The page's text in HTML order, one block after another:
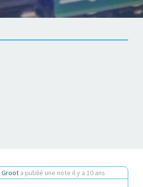
Groot a publié une note il y a 10 ans